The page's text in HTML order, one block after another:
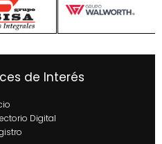
de Interés
Digital